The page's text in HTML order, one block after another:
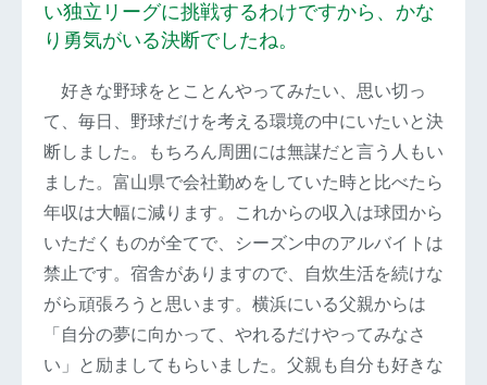
い独立リーグに挑戦するわけですから、かな
り勇気がいる決断でしたね。
好きな野球をとことんやってみたい、思い切っ
て、毎日、野球だけを考える環境の中にいたいと決
断しました。もちろん周囲には無謀だと言う人もい
ました。富山県で会社勤めをしていた時と比べたら
年収は大幅に減ります。これからの収入は球団から
いただくものが全てで、シーズン中のアルバイトは
禁止です。宿舎がありますので、自炊生活を続けな
がら頑張ろうと思います。横浜にいる父親からは
「自分の夢に向かって、やれるだけやってみなさ
い」と励ましてもらいました。父親も自分も好きな